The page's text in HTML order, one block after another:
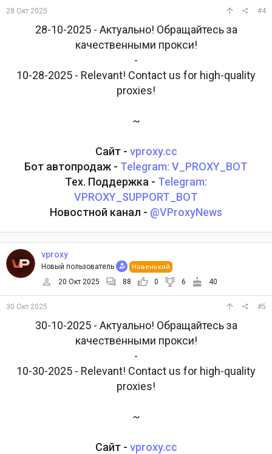
28 Окт 2025 #4
28-10-2025 - Актуально! Обращайтесь за
качественными прокси!
-
10-28-2025 - Relevant! Contact us for high-quality
proxies!
~
Сайт - vproxy.cc
Бот автопродаж - Telegram: V_PROXY_BOT
Тех. Поддержка - Telegram:
VPROXY_SUPPORT_BOT
Новостной канал - @VProxyNews
vproxy
Новый пользователь Новенький
20 Окт 2025 88 0 6 40
30 Окт 2025 #5
30-10-2025 - Актуально! Обращайтесь за
качественными прокси!
-
10-30-2025 - Relevant! Contact us for high-quality
proxies!
~
Сайт - vproxy.cc